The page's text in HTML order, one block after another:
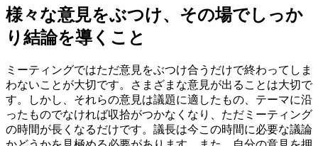
様々な意見をぶつけ、その場でしっか
り結論を導くこと
ミーティングではただ意見をぶつけ合うだけで終わってしま
わないことが大切です。さまざまな意見が出ることは大切で
す。しかし、それらの意見は議題に適したもの、テーマに沿
ったものでなければ収拾がつかなくなり、ただミーティング
の時間が長くなるだけです。議長は今この時間に必要な議論